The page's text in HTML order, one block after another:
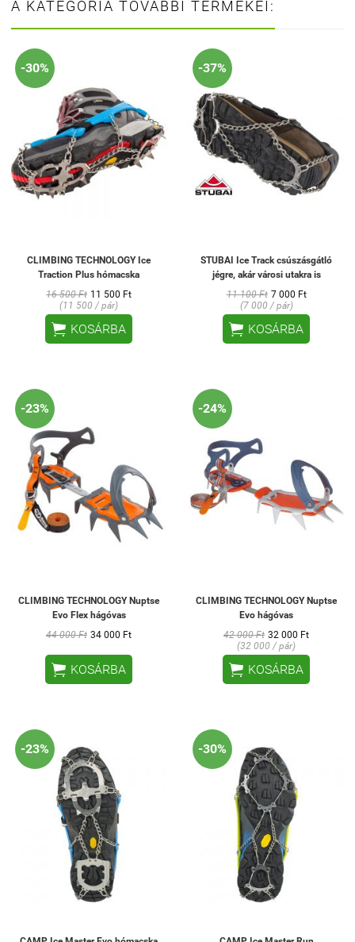
A KATEGÓRIA TOVÁBBI TERMÉKEI:
-30%
CLIMBING TECHNOLOGY Ice
Traction Plus hómacska
16 500 Ft 11 500 Ft
(11 500 / pár)
 KOSÁRBA
-37%
STUBAI Ice Track csúszásgátló
jégre, akár városi utakra is
11 100 Ft 7 000 Ft
(7 000 / pár)
 KOSÁRBA
-23%
CLIMBING TECHNOLOGY Nuptse
Evo Flex hágóvas
44 000 Ft 34 000 Ft
 KOSÁRBA
-24%
CLIMBING TECHNOLOGY Nuptse
Evo hágóvas
42 000 Ft 32 000 Ft
(32 000 / pár)
 KOSÁRBA
-23% -30%